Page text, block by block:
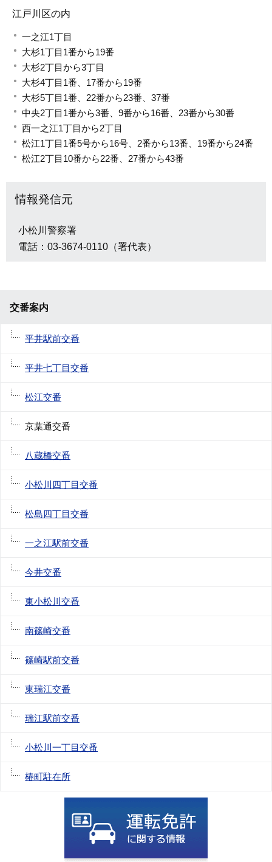
江戸川区の内
一之江1丁目
大杉1丁目1番から19番
大杉2丁目から3丁目
大杉4丁目1番、17番から19番
大杉5丁目1番、22番から23番、37番
中央2丁目1番から3番、9番から16番、23番から30番
西一之江1丁目から2丁目
松江1丁目1番5号から16号、2番から13番、19番から24番
松江2丁目10番から22番、27番から43番
情報発信元
小松川警察署
電話：03-3674-0110（署代表）
交番案内
平井駅前交番
平井七丁目交番
松江交番
京葉通交番
八蔵橋交番
小松川四丁目交番
松島四丁目交番
一之江駅前交番
今井交番
東小松川交番
南篠崎交番
篠崎駅前交番
東瑞江交番
瑞江駅前交番
小松川一丁目交番
椿町駐在所